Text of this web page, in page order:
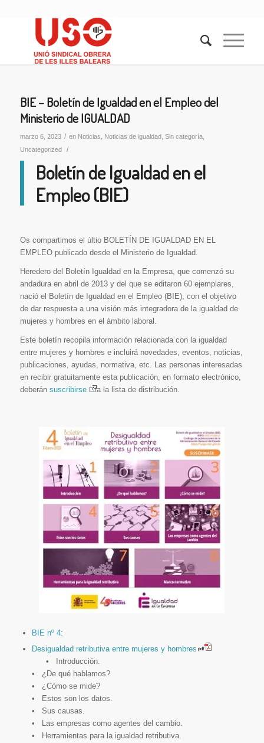
BIE – Boletín de Igualdad en el Empleo del
Ministerio de IGUALDAD
marzo 6, 2023 / en Noticias Noticias de igualdad, Sin categoría,
Uncategorized
/
Boletín de Igualdad en el
Empleo (BIE)
Os compartimos el últio BOLETÍN DE IGUALDAD EN EL
EMPLEO publicado desde el Ministerio de Igualdad.
Heredero del Boletín Igualdad en la Empresa, que comenzó su
andadura en abril de 2013 y del que se editaron 60 ejemplares,
nació el Boletín de Igualdad en el Empleo (BIE), con el objetivo
de dar respuesta a una visión más integradora de la igualdad de
mujeres y hombres en el ámbito laboral.
Este boletín recopila información relacionada con la igualdad
entre mujeres y hombres e incluirá novedades, eventos, noticias,
publicaciones, ayudas, normativa, etc. Las personas interesadas
en recibir gratuitamente esta publicación, en formato electrónico,
deberán suscribirse a la lista de distribución.
BIE nº 4:
Desigualdad retributiva entre mujeres y hombres
• Introducción.
• ¿De qué hablamos?
• ¿Cómo se mide?
• Estos son los datos.
• Sus causas.
• Las empresas como agentes del cambio.
• Herramientas para la igualdad retributiva.